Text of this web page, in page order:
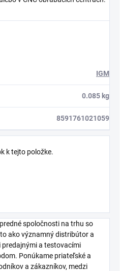
IGM
0.085 kg
8591761021059
k tejto položke.
spoločnosti na trhu so
ako významný distribútor a
a testovacími
Ponúkame priateľské a
a zákazníkov, medzi